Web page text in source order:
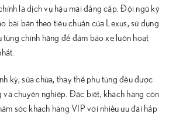
là dịch vụ hậu mãi đẳng cấp. Đội ngũ kỹ
bài bản theo tiêu chuẩn của Lexus, sử dụng
tùng chính hãng để đảm bảo xe luôn hoạt
kỳ, sửa chữa, thay thế phụ tùng đều được
và chuyên nghiệp. Đặc biệt, khách hàng còn
sóc khách hàng VIP với nhiều ưu đãi hấp